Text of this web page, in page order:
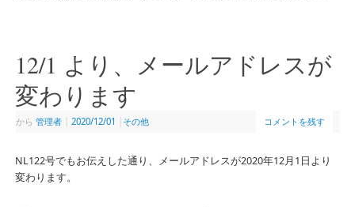
12/1 より、メールアドレスが
変わります
から 管理者 2020/12/01 その他 コメントを残す
NL122号でもお伝えした通り、メールアドレスが2020年12月1日より
変わります。